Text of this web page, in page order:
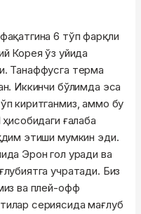
6 тўп фарқли
Корея ўз уйида
Танаффусга терма
Иккинчи бўлимда эса
киритганмиз, аммо бу
ғалаба
этиши мумкин эди.
Эрон гол уради ва
учратади. Биз
ва плей-офф
сериясида мағлуб